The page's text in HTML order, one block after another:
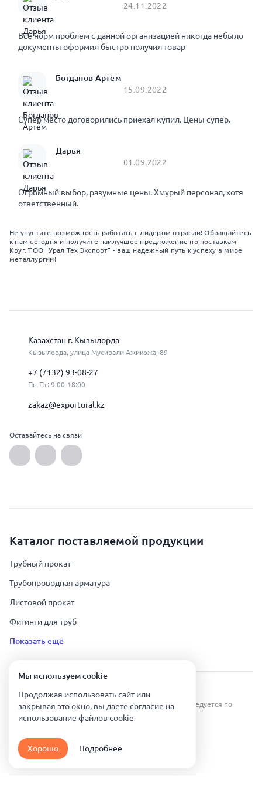
24.11.2022
Все норм проблем с данной организацией никогда небыло
документы оформил быстро получил товар
Богданов Артём
15.09.2022
Супер место договорились приехал купил. Цены супер.
Дарья
01.09.2022
Огромный выбор, разумные цены. Хмурый персонал, хотя
ответственный.
Не упустите возможность работать с лидером отрасли! Обращайтесь
к нам сегодня и получите наилучшее предложение по поставкам
Круг. ТОО "Урал Тех Экспорт" - ваш надежный путь к успеху в мире
металлургии!
Казахстан г. Кызылорда
Кызылорда, улица Мусирали Ажикожа, 89
+7 (7132) 93-08-27
Пн-Пт: 9:00-18:00
zakaz@exportural.kz
Оставайтесь на связи
Каталог поставляемой продукции
Трубный прокат
Трубопроводная арматура
Листовой прокат
Фитинги для труб
Показать ещё
Урал Тех Экспорт — Казахстан © 2019-
Все права защищены. Копирование информации преследуется по
Карта сайта
Политика конфиденциальности
Мы используем сookie
Продолжая использовать сайт или
закрывая это окно, вы даете согласие на
использование файлов сookie
Хорошо Подробнее